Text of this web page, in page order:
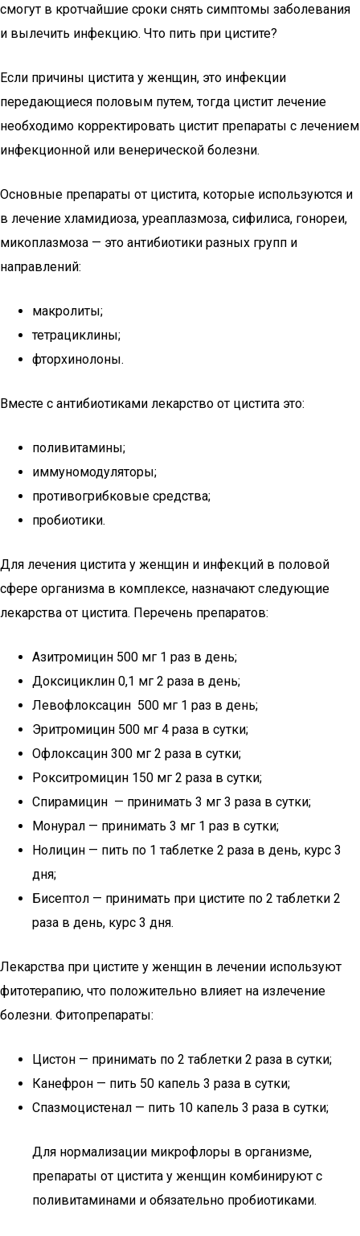
смогут в кротчайшие сроки снять симптомы заболевания
и вылечить инфекцию. Что пить при цистите?
Если причины цистита у женщин, это инфекции
передающиеся половым путем, тогда цистит лечение
необходимо корректировать цистит препараты с лечением
инфекционной или венерической болезни.
Основные препараты от цистита, которые используются и
в лечение хламидиоза, уреаплазмоза, сифилиса, гонореи,
микоплазмоза — это антибиотики разных групп и
направлений:
макролиты;
тетрациклины;
фторхинолоны.
Вместе с антибиотиками лекарство от цистита это:
поливитамины;
иммуномодуляторы;
противогрибковые средства;
пробиотики.
Для лечения цистита у женщин и инфекций в половой
сфере организма в комплексе, назначают следующие
лекарства от цистита. Перечень препаратов:
Азитромицин 500 мг 1 раз в день;
Доксициклин 0,1 мг 2 раза в день;
Левофлоксацин 500 мг 1 раз в день;
Эритромицин 500 мг 4 раза в сутки;
Офлоксацин 300 мг 2 раза в сутки;
Рокситромицин 150 мг 2 раза в сутки;
Спирамицин — принимать 3 мг 3 раза в сутки;
Монурал — принимать 3 мг 1 раз в сутки;
Нолицин — пить по 1 таблетке 2 раза в день, курс 3
дня;
Бисептол — принимать при цистите по 2 таблетки 2
раза в день, курс 3 дня.
Лекарства при цистите у женщин в лечении используют
фитотерапию, что положительно влияет на излечение
болезни. Фитопрепараты:
Цистон — принимать по 2 таблетки 2 раза в сутки;
Канефрон — пить 50 капель 3 раза в сутки;
Спазмоцистенал — пить 10 капель 3 раза в сутки;
Для нормализации микрофлоры в организме,
препараты от цистита у женщин комбинируют с
поливитаминами и обязательно пробиотиками.